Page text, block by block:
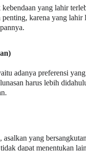
yang lahir
karena yang
adanya preferensi
harus lebih
yang
dapat menentukan